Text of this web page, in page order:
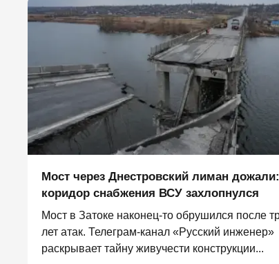
Мост через Днестровский лиман дожали:
коридор снабжения ВСУ захлопнулся
Мост в Затоке наконец-то обрушился после
лет атак. Телеграм-канал «Русский инженер»
раскрывает тайну живучести конструкции...